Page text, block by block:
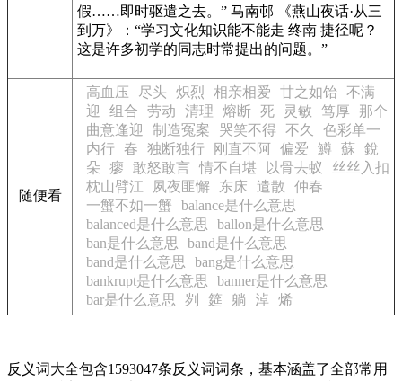
假……即时驱遣之去。” 马南邨
《燕山夜话·从三
到万》
：“学习文化知识能不能走 终南 捷径呢？
这是许多初学的同志时常提出的问题。”
随便看
高血压 尽头 炽烈 相亲相爱 甘之如饴 不满
迎
组合 劳动 清理 熔断 死 灵敏 笃厚
那个
曲意逢迎
制造冤案 哭笑不得 不久
色彩单一
内行
春 独断独行 刚直不阿 偏爱 鱒 蘇
銳
朵
瘳 敢怒敢言 情不自堪 以骨去蚁
丝丝入扣
枕山臂江
夙夜匪懈 东床 遣散
仲春
一蟹不如一蟹
balance是什么意思
balanced是什么意思
ballon是什么意思
ban是什么意思
band是什么意思
band是什么意思
bang是什么意思
bankrupt是什么意思
banner是什么意思
bar是什么意思
刿 筵 躺 淖 烯
反义词大全包含1593047条反义词词条，基本涵盖了全部常用